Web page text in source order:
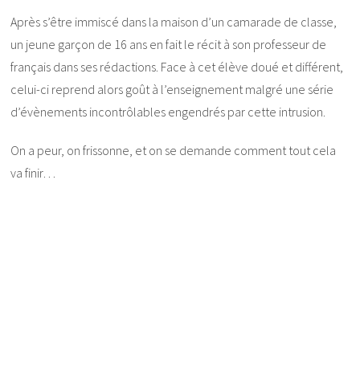
Après s’être immiscé dans la maison d’un camarade de classe,
un jeune garçon de 16 ans en fait le récit à son professeur de
français dans ses rédactions. Face à cet élève doué et différent,
celui-ci reprend alors goût à l’enseignement malgré une série
d’évènements incontrôlables engendrés par cette intrusion.
On a peur, on frissonne, et on se demande comment tout cela
va finir…